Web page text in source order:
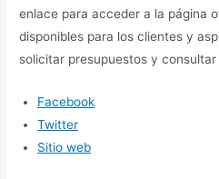
enlace para acceder a la página
disponibles para los clientes y
solicitar presupuestos y
Facebook
Twitter
Sitio web